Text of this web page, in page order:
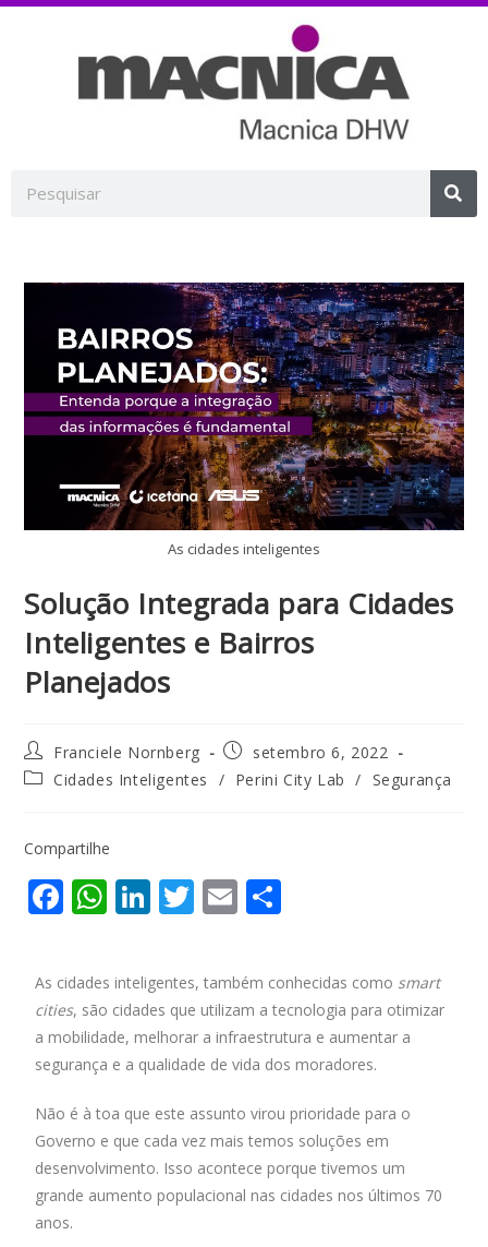
As cidades inteligentes
Solução Integrada para Cidades
Inteligentes e Bairros
Planejados
Franciele Nornberg
setembro 6, 2022
Cidades Inteligentes
/ Perini City Lab / Segurança
Compartilhe
F
e
b
o
o
k
W
at
s
A
p
p
Li
e
dI
n
T
itt
er
E
ai
l
ar
e
As cidades inteligentes, também conhecidas como smart
cities, são cidades que utilizam a tecnologia para otimizar
a mobilidade, melhorar a infraestrutura e aumentar a
segurança e a qualidade de vida dos moradores.
Não é à toa que este assunto virou prioridade para o
Governo e que cada vez mais temos soluções em
desenvolvimento. Isso acontece porque tivemos um
grande aumento populacional nas cidades nos últimos 70
anos.